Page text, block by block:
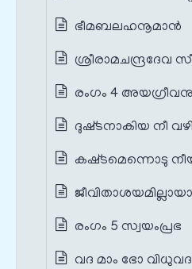
ഭീമബലഹനൂമാന്‍
ശ്രീരാമചന്ദ്രദേവ
രംഗം 4
ദുഷ്‌ടനാകിയ നീ
കഷ്‌ടമെന്നൊടു
രംഗം 5 സ്വയം‌പ്രഭ
വദ മാം ഭോ